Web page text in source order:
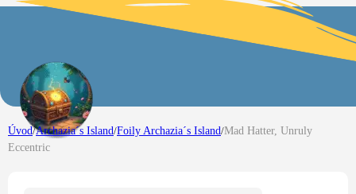
Úvod/Archazia´s Island/Foily Archazia´s Island/Mad Hatter, Unruly
Eccentric